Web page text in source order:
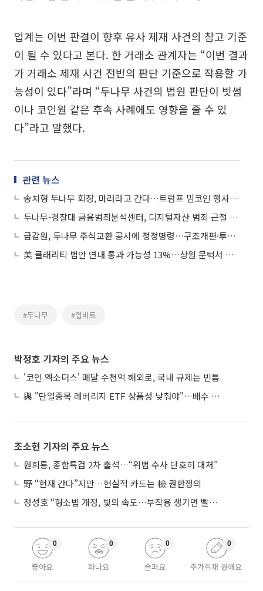
업계는 이번 판결이 향후 유사 제재 사건의 참고 기준
이 될 수 있다고 본다. 한 거래소 관계자는 “이번 결과
가 거래소 제재 사건 전반의 판단 기준으로 작용할 가
능성이 있다”라며 “두나무 사건의 법원 판단이 빗썸
이나 코인원 같은 후속 사례에도 영향을 줄 수 있
다”라고 말했다.
관련 뉴스
송치형 두나무 회장, 마러라고 간다…트럼프 밈코인 행사 연사로 참석
두나무-경찰대 금융범죄분석센터, 디지털자산 범죄 근절 위해 민관 협력 '맞손'
금감원, 두나무 주식교환 공시에 정정명령…구조개편·투자판단 사항 지적
美 클래리티 법안 연내 통과 가능성 13%…상원 문턱서 제동
#두나무 #업비트
박정호 기자의 주요 뉴스
'코인 엑소더스' 매달 수천억 해외로, 국내 규제는 빈틈
與 "단일종목 레버리지 ETF 상품성 낮춰야"…배수 조정안도 거론
조소현 기자의 주요 뉴스
원희룡, 종합특검 2차 출석…“위법 수사 단호히 대처”
野 “헌재 간다”지만…현실적 카드는 檢 권한쟁의
정성호 “형소법 개정, 빛의 속도…부작용 생기면 빨리 고쳐야”
좋아요
0
화나요
0
슬퍼요
0
추가취재 원해요
0